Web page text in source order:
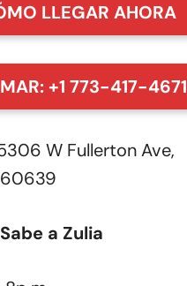
LLEGAR AHORA
+1 773-417-4671
W Fullerton Ave,
a Zulia